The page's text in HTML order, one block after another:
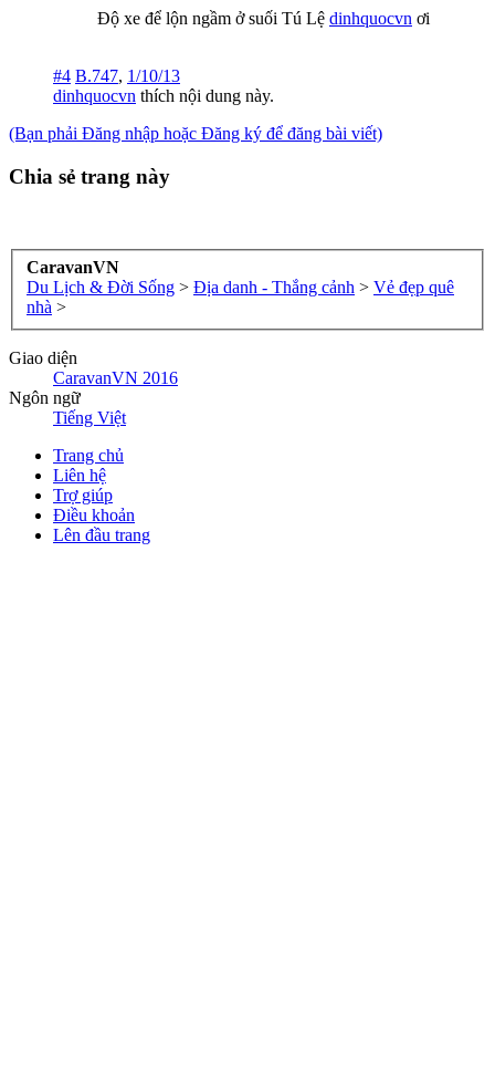
Độ xe để lộn ngầm ở suối Tú Lệ dinhquocvn ơi
#4 B.747, 1/10/13
dinhquocvn thích nội dung này.
(Bạn phải Đăng nhập hoặc Đăng ký để đăng bài viết)
Chia sẻ trang này
CaravanVN
Du Lịch & Đời Sống > Địa danh - Thắng cảnh > Vẻ đẹp quê
nhà >
Giao diện
CaravanVN 2016
Ngôn ngữ
Tiếng Việt
Trang chủ
Liên hệ
Trợ giúp
Điều khoản
Lên đầu trang